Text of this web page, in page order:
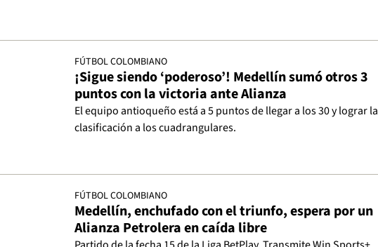
FÚTBOL COLOMBIANO
¡Sigue siendo ‘poderoso’! Medellín sumó otros 3
puntos con la victoria ante Alianza
El equipo antioqueño está a 5 puntos de llegar a los 30 y lograr la
clasificación a los cuadrangulares.
FÚTBOL COLOMBIANO
Medellín, enchufado con el triunfo, espera por un
Alianza Petrolera en caída libre